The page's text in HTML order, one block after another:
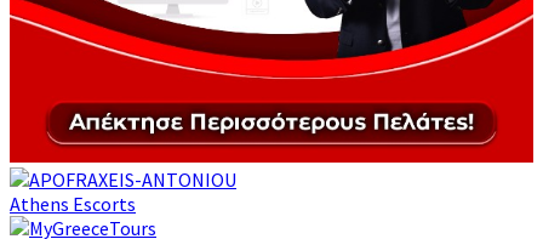
Athens Escorts